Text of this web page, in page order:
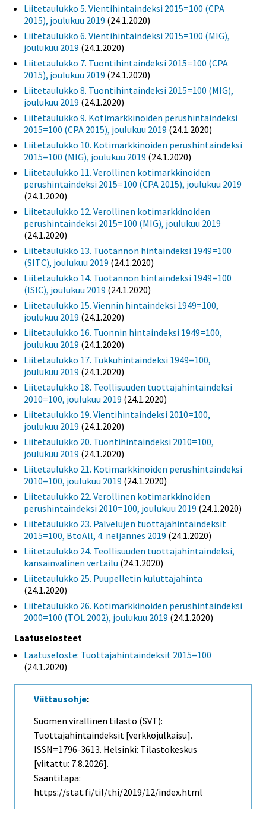
Liitetaulukko 5. Vientihintaindeksi 2015=100 (CPA
2015), joulukuu 2019 (24.1.2020)
Liitetaulukko 6. Vientihintaindeksi 2015=100 (MIG),
joulukuu 2019 (24.1.2020)
Liitetaulukko 7. Tuontihintaindeksi 2015=100 (CPA
2015), joulukuu 2019 (24.1.2020)
Liitetaulukko 8. Tuontihintaindeksi 2015=100 (MIG),
joulukuu 2019 (24.1.2020)
Liitetaulukko 9. Kotimarkkinoiden perushintaindeksi
2015=100 (CPA 2015), joulukuu 2019 (24.1.2020)
Liitetaulukko 10. Kotimarkkinoiden perushintaindeksi
2015=100 (MIG), joulukuu 2019 (24.1.2020)
Liitetaulukko 11. Verollinen kotimarkkinoiden
perushintaindeksi 2015=100 (CPA 2015), joulukuu 2019
(24.1.2020)
Liitetaulukko 12. Verollinen kotimarkkinoiden
perushintaindeksi 2015=100 (MIG), joulukuu 2019
(24.1.2020)
Liitetaulukko 13. Tuotannon hintaindeksi 1949=100
(SITC), joulukuu 2019 (24.1.2020)
Liitetaulukko 14. Tuotannon hintaindeksi 1949=100
(ISIC), joulukuu 2019 (24.1.2020)
Liitetaulukko 15. Viennin hintaindeksi 1949=100,
joulukuu 2019 (24.1.2020)
Liitetaulukko 16. Tuonnin hintaindeksi 1949=100,
joulukuu 2019 (24.1.2020)
Liitetaulukko 17. Tukkuhintaindeksi 1949=100,
joulukuu 2019 (24.1.2020)
Liitetaulukko 18. Teollisuuden tuottajahintaindeksi
2010=100, joulukuu 2019 (24.1.2020)
Liitetaulukko 19. Vientihintaindeksi 2010=100,
joulukuu 2019 (24.1.2020)
Liitetaulukko 20. Tuontihintaindeksi 2010=100,
joulukuu 2019 (24.1.2020)
Liitetaulukko 21. Kotimarkkinoiden perushintaindeksi
2010=100, joulukuu 2019 (24.1.2020)
Liitetaulukko 22. Verollinen kotimarkkinoiden
perushintaindeksi 2010=100, joulukuu 2019 (24.1.2020)
Liitetaulukko 23. Palvelujen tuottajahintaindeksit
2015=100, BtoAll, 4. neljännes 2019 (24.1.2020)
Liitetaulukko 24. Teollisuuden tuottajahintaindeksi,
kansainvälinen vertailu (24.1.2020)
Liitetaulukko 25. Puupelletin kuluttajahinta
(24.1.2020)
Liitetaulukko 26. Kotimarkkinoiden perushintaindeksi
2000=100 (TOL 2002), joulukuu 2019 (24.1.2020)
Laatuselosteet
Laatuseloste: Tuottajahintaindeksit 2015=100
(24.1.2020)
Viittausohje:
Suomen virallinen tilasto (SVT):
Tuottajahintaindeksit [verkkojulkaisu].
ISSN=1796-3613. Helsinki: Tilastokeskus
[viitattu: 7.8.2026].
Saantitapa:
https://stat.fi/til/thi/2019/12/index.html